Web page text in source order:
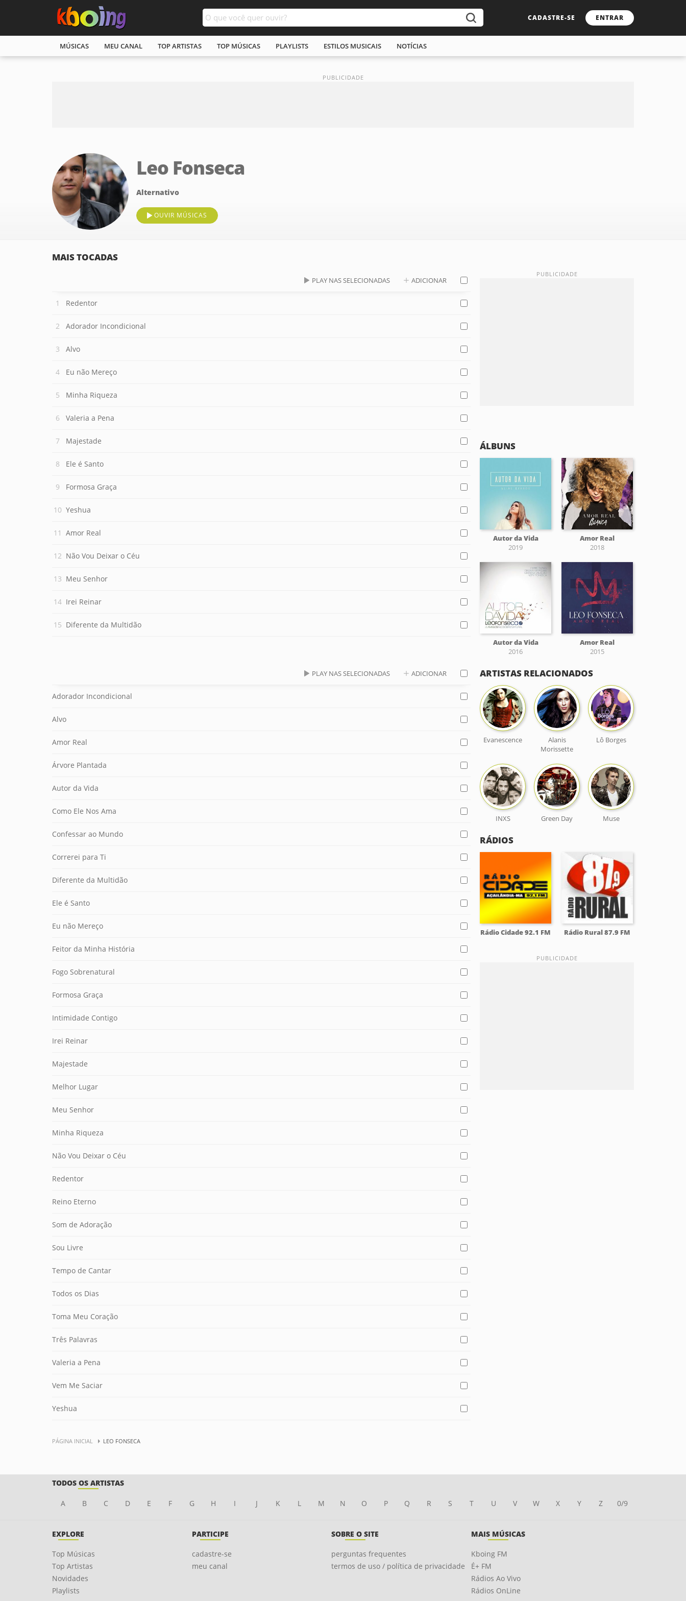
CADASTRE-SE ENTRAR
MÚSICAS MEU CANAL TOP ARTISTAS TOP MÚSICAS PLAYLISTS ESTILOS MUSICAIS NOTÍCIAS
Leo Fonseca
Alternativo
OUVIR MÚSICAS
MAIS TOCADAS
PLAY NAS SELECIONADAS ADICIONAR
Redentor
Adorador Incondicional
Alvo
Eu não Mereço
Minha Riqueza
Valeria a Pena
Majestade
Ele é Santo
Formosa Graça
Yeshua
Amor Real
Não Vou Deixar o Céu
Meu Senhor
Irei Reinar
Diferente da Multidão
PLAY NAS SELECIONADAS ADICIONAR
Adorador Incondicional
Alvo
Amor Real
Árvore Plantada
Autor da Vida
Como Ele Nos Ama
Confessar ao Mundo
Correrei para Ti
Diferente da Multidão
Ele é Santo
Eu não Mereço
Feitor da Minha História
Fogo Sobrenatural
Formosa Graça
Intimidade Contigo
Irei Reinar
Majestade
Melhor Lugar
Meu Senhor
Minha Riqueza
Não Vou Deixar o Céu
Redentor
Reino Eterno
Som de Adoração
Sou Livre
Tempo de Cantar
Todos os Dias
Toma Meu Coração
Três Palavras
Valeria a Pena
Vem Me Saciar
Yeshua
ÁLBUNS
Autor da Vida
2019
Amor Real
2018
Autor da Vida
2016
Amor Real
2015
ARTISTAS RELACIONADOS
Evanescence
Alanis
Morissette
Lô Borges
INXS Green Day Muse
RÁDIOS
Rádio Cidade 92.1 FM Rádio Rural 87.9 FM
PÁGINA INICIAL LEO FONSECA
TODOS OS ARTISTAS
A B C D E F G H I J K L M N O P Q R S T U V W X Y Z 0/9
EXPLORE
Top Músicas
Top Artistas
Novidades
Playlists
PARTICIPE
cadastre-se
meu canal
SOBRE O SITE
perguntas frequentes
termos de uso / política de privacidade
MAIS MÚSICAS
Kboing FM
É+ FM
Rádios Ao Vivo
Rádios OnLine